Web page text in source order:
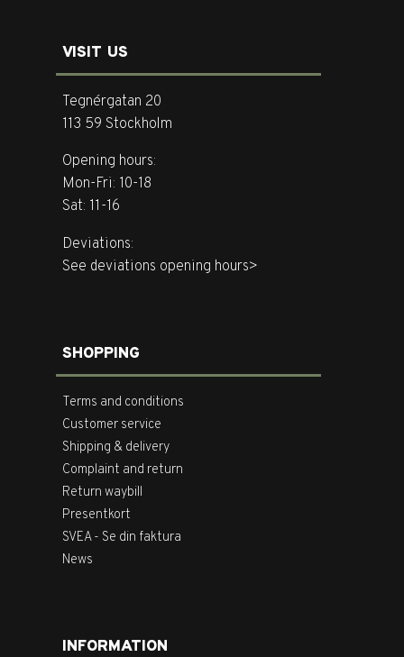
VISIT US
Tegnérgatan 20
113 59 Stockholm
Opening hours:
Mon-Fri: 10-18
Sat: 11-16
Deviations:
See deviations opening hours>
SHOPPING
Terms and conditions
Customer service
Shipping & delivery
Complaint and return
Return waybill
Presentkort
SVEA - Se din faktura
News
INFORMATION